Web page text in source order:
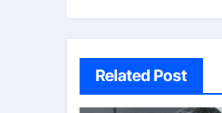
Related Post